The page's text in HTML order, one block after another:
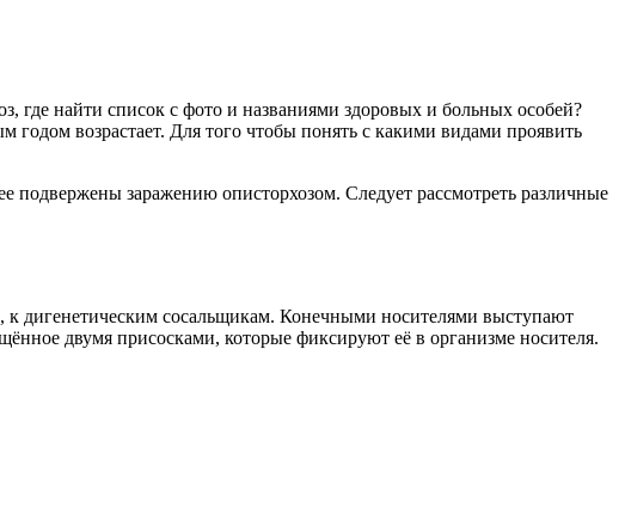
где найти список с фото и названиями здоровых и больных особей?
возрастает. Для того чтобы понять с какими видами проявить
подвержены заражению описторхозом. Следует рассмотреть различные
к дигенетическим сосальщикам. Конечными носителями выступают
двумя присосками, которые фиксируют её в организме носителя.